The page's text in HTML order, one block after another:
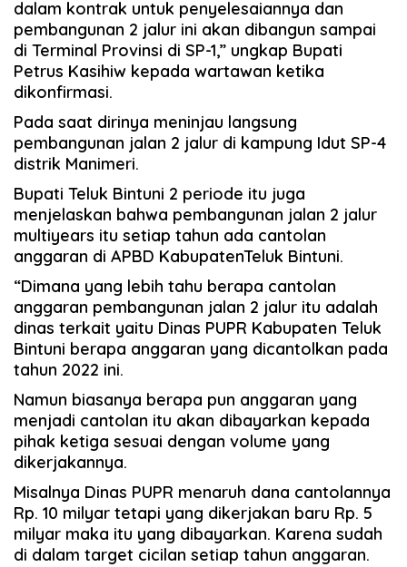
dalam kontrak untuk penyelesaiannya dan
pembangunan 2 jalur ini akan dibangun sampai
di Terminal Provinsi di SP-1,” ungkap Bupati
Petrus Kasihiw kepada wartawan ketika
dikonfirmasi.
Pada saat dirinya meninjau langsung
pembangunan jalan 2 jalur di kampung Idut SP-4
distrik Manimeri.
Bupati Teluk Bintuni 2 periode itu juga
menjelaskan bahwa pembangunan jalan 2 jalur
multiyears itu setiap tahun ada cantolan
anggaran di APBD KabupatenTeluk Bintuni.
“Dimana yang lebih tahu berapa cantolan
anggaran pembangunan jalan 2 jalur itu adalah
dinas terkait yaitu Dinas PUPR Kabupaten Teluk
Bintuni berapa anggaran yang dicantolkan pada
tahun 2022 ini.
Namun biasanya berapa pun anggaran yang
menjadi cantolan itu akan dibayarkan kepada
pihak ketiga sesuai dengan volume yang
dikerjakannya.
Misalnya Dinas PUPR menaruh dana cantolannya
Rp. 10 milyar tetapi yang dikerjakan baru Rp. 5
milyar maka itu yang dibayarkan. Karena sudah
di dalam target cicilan setiap tahun anggaran.